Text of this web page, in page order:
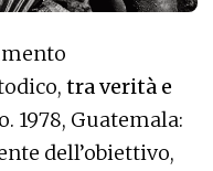
tra verità e
1978, Guatemala:
dell’obiettivo,